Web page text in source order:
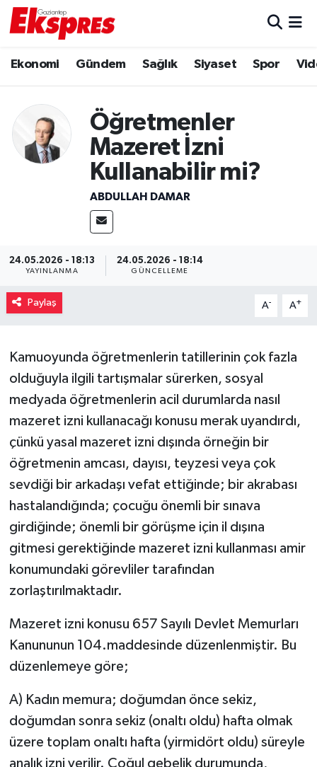
Ekonomi Gündem Sağlık Siyaset Spor
Öğretmenler
Mazeret İzni
Kullanabilir mi?
ABDULLAH DAMAR
24.05.2026 - 18:13
YAYINLANMA
24.05.2026 - 18:14
GÜNCELLEME
Paylaş A- A+
Kamuoyunda öğretmenlerin tatillerinin çok fazla
olduğuyla ilgili tartışmalar sürerken, sosyal
medyada öğretmenlerin acil durumlarda nasıl
mazeret izni kullanacağı konusu merak uyandırdı,
çünkü yasal mazeret izni dışında örneğin bir
öğretmenin amcası, dayısı, teyzesi veya çok
sevdiği bir arkadaşı vefat ettiğinde; bir akrabası
hastalandığında; çocuğu önemli bir sınava
girdiğinde; önemli bir görüşme için il dışına
gitmesi gerektiğinde mazeret izni kullanması amir
konumundaki görevliler tarafından
zorlaştırılmaktadır.
Mazeret izni konusu 657 Sayılı Devlet Memurları
Kanununun 104.maddesinde düzenlenmiştir. Bu
düzenlemeye göre;
A) Kadın memura; doğumdan önce sekiz,
doğumdan sonra sekiz (onaltı oldu) hafta olmak
üzere toplam onaltı hafta (yirmidört oldu) süreyle
analık izni verilir. Çoğul gebelik durumunda,
Ekonomi
Gaziantep son dakika
Genel
Haberler
Kültür Sanat
Magazin
Piyasa
Resmi İlanlar
Sağlık
Sinemalar
Siyaset
Spor
Teknoloji
Türkiye
Video Haber
Yaşam
Yeme-İçme
Trafik Durumu
Puan Durumu ve Fikstür
Tüm Manşetler
Son Dakika Haberleri
Haber Arşivi